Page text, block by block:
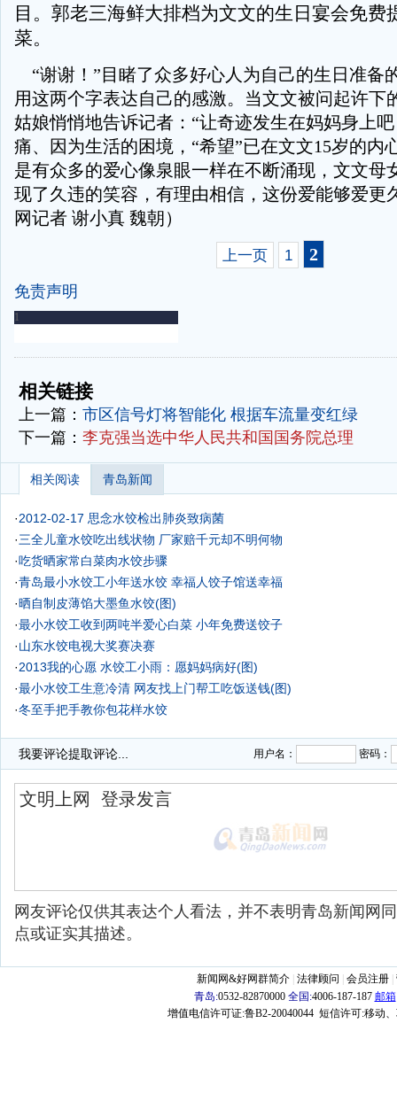
目。郭老三海鲜大排档为文文的生日宴会免费
菜。
“谢谢！”目睹了众多好心人为自己的生日准备
用这两个字表达自己的感激。当文文被问起许下
姑娘悄悄地告诉记者：“让奇迹发生在妈妈身上
痛、因为生活的困境，“希望”已在文文15岁的内
是有众多的爱心像泉眼一样在不断涌现，文文母
现了久违的笑容，有理由相信，这份爱能够爱更
网记者 谢小真 魏朝）
上一页 1 2
免责声明
-
相关链接
上一篇： 市区信号灯将智能化 根据车流量变红绿
下一篇： 李克强当选中华人民共和国国务院总理
相关阅读 青岛新闻
·2012-02-17 思念水饺检出肺炎致病菌
·三全儿童水饺吃出线状物 厂家赔千元却不明何物
·吃货晒家常白菜肉水饺步骤
·青岛最小水饺工小年送水饺 幸福人饺子馆送幸福
·晒自制皮薄馅大墨鱼水饺(图)
·最小水饺工收到两吨半爱心白菜 小年免费送饺子
·山东水饺电视大奖赛决赛
·2013我的心愿 水饺工小雨：愿妈妈病好(图)
·最小水饺工生意冷清 网友找上门帮工吃饭送钱(图)
·冬至手把手教你包花样水饺
我要评论提取评论... 用户名： 密码：
网友评论仅供其表达个人看法，并不表明青岛新闻网
点或证实其描述。